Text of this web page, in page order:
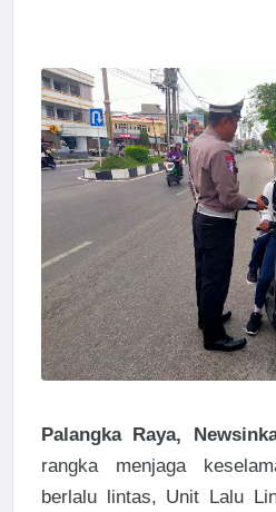
Palangka Raya,
rangka menjaga
berlalu lintas, Unit Lalu